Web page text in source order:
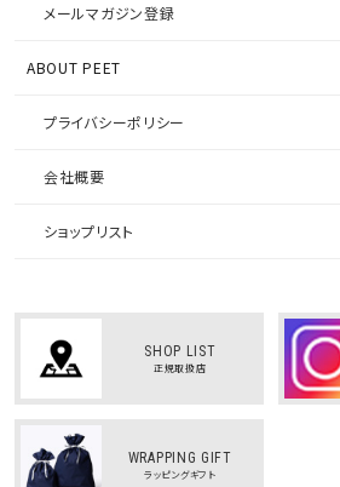
メールマガジン登録
ABOUT PEET
プライバシーポリシー
会社概要
ショップリスト
SHOP LIST
正規取扱店
WRAPPING GIFT
ラッピングギフト